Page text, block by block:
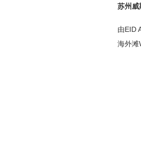
苏州
由EID
海外滩